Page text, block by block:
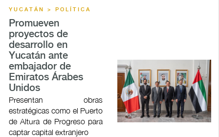
YUCATÁN > POLÍTICA
Promueven
proyectos de
desarrollo en
Yucatán ante
embajador de
Emiratos Árabes
Unidos
Presentan obras
estratégicas como el Puerto
de Altura de Progreso para
captar capital extranjero